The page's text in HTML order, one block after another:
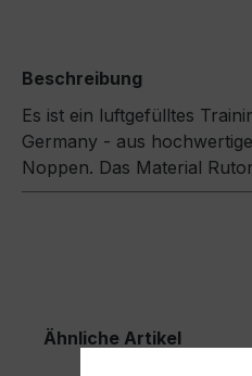
Beschreibung
Es ist ein luftgefülltes
Germany - aus
Noppen. Das Material
Ähnliche Artikel